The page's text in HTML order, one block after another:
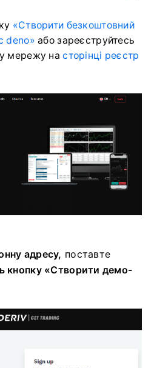
«Створити безкоштовний
deno» або зареєструйтесь
мережу насторінці реєстр
адресу, поставте
кнопку «Створити демо-